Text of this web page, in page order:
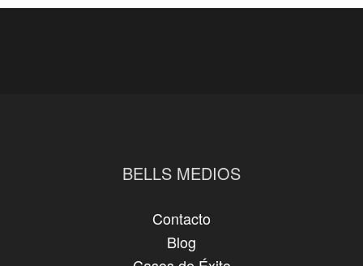
BELLS MEDIOS
Contacto
Blog